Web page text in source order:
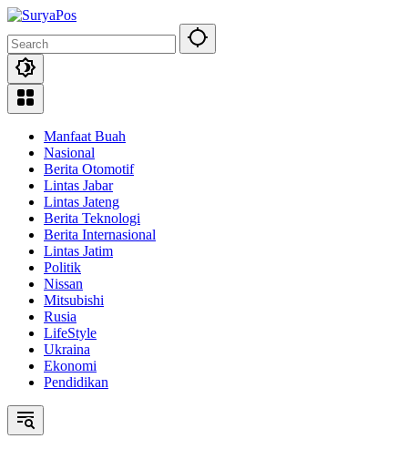
Skip
content
Manfaat Buah
Nasional
Berita Otomotif
Lintas Jabar
Lintas Jateng
Berita Teknologi
Berita Internasional
Lintas Jatim
Politik
Nissan
Mitsubishi
Rusia
LifeStyle
Ukraina
Ekonomi
Pendidikan